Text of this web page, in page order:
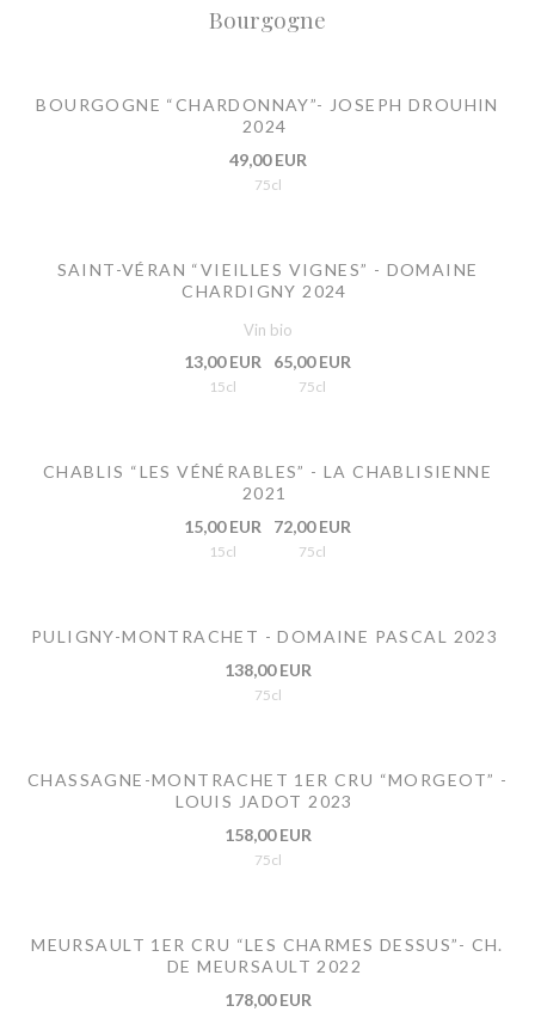
Bourgogne
BOURGOGNE “CHARDONNAY”- JOSEPH DROUHIN
2024
49,00 EUR
75cl
SAINT-VÉRAN “VIEILLES VIGNES” - DOMAINE
CHARDIGNY 2024
Vin bio
13,00 EUR
15cl
65,00 EUR
75cl
CHABLIS “LES VÉNÉRABLES” - LA CHABLISIENNE
2021
15,00 EUR
15cl
72,00 EUR
75cl
PULIGNY-MONTRACHET - DOMAINE PASCAL 2023
138,00 EUR
75cl
CHASSAGNE-MONTRACHET 1ER CRU “MORGEOT” -
LOUIS JADOT 2023
158,00 EUR
75cl
MEURSAULT 1ER CRU “LES CHARMES DESSUS”- CH.
DE MEURSAULT 2022
178,00 EUR